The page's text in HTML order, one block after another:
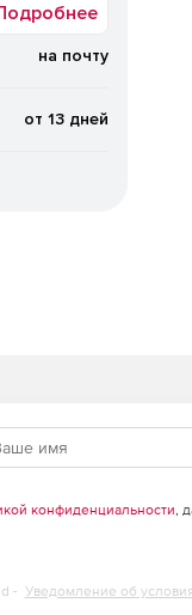
на почту
от 13 дней
конфиденциальности,
- Уведомление об